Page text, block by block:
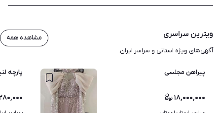
ویترین سراسری
آگهی‌های ویژه استانی و سراسر ایران.
مشاهده همه
پیراهن مجلسی
۱۸,۰۰۰,۰۰۰
پارچه